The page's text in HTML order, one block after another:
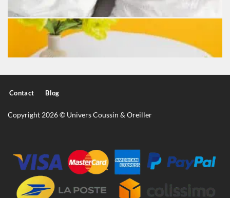
Contact Blog
Copyright 2026 © Univers Coussin & Oreiller